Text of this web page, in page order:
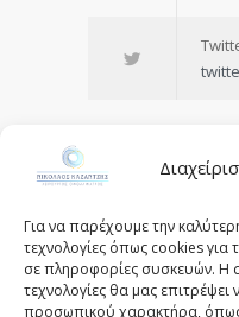
Για να παρέχουμε την
τεχνολογίες όπως cookies
σε πληροφορίες συσκευών. Η
τεχνολογίες θα μας
προσωπικού χαρακτήρα,
Being in
having
your day-to-
keys to stress